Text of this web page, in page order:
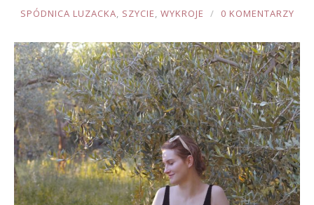
JOULE
SPÓDNICA LUZACKA, SZYCIE, WYKROJE 0 KOMENTARZY